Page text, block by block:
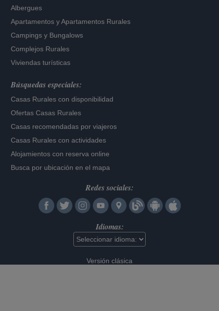
Albergues
Apartamentos yApartamentos Rurales
Campings y Bungalows
Complejos Rurales
Viviendas turísticas
Búsquedas especiales:
Casas Rurales con disponibilidad
Ofertas Casas Rurales
Casas recomendadas por viajeros
Casas Rurales con actividades
Alojamientos con reserva online
Busca por ubicación en el mapa
Redes sociales:
Idiomas:
Versión clásica